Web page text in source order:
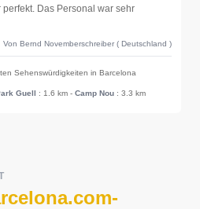
Das Personal war sehr
Von Bernd Novemberschreiber ( Deutschland )
Sehenswürdigkeiten in Barcelona
Guell : 1.6 km - Camp Nou : 3.3 km